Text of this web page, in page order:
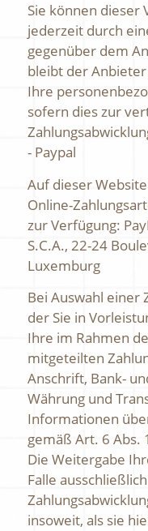
Sie können dieser
jederzeit durch
gegenüber dem
bleibt der
Ihre
sofern dies zur
- Paypal
Auf dieser
Online-
zur Verfügung:
S.C.A., 22-24
Luxemburg
Bei Auswahl einer
der Sie in
Ihre im Rahmen
mitgeteilten
Anschrift, Bank-
Währung und
Informationen
gemäß Art. 6 Abs.
Die Weitergabe
Falle
insoweit, als sie